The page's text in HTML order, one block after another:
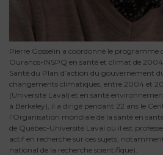
Pierre Gosselin a coordonné le programme
Ouranos-INSPQ en santé et climat de
Santé du Plan d’action du gouvernement
changements climatiques, entre 2004 et
(Université Laval) et en santé
à Berkeley), il a dirigé pendant 22 ans le
l’Organisation mondiale de la santé en
de Québec-Université Laval où il est
actif en recherche sur ces sujets,
national de la recherche scientifique).